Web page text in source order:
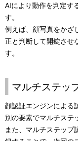
AIにより動作を判定す
す。
例えば、顔写真をかざ
正と判断して開錠させ
す。
マルチステッ
顔認証エンジンによる
別の要素でマルチステ
また、マルチステップ